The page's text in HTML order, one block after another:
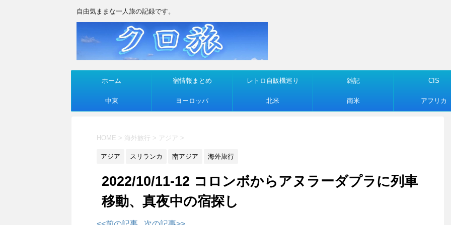
自由気ままな一人旅の記録です。
ホーム 宿情報まとめ レトロ自販機巡り 雑記 CIS
中東 ヨーロッパ 北米 南米 アフリカ
HOME > 海外旅行 > アジア >
アジア スリランカ 南アジア 海外旅行
2022/10/11-12 コロンボからアヌラーダプラに列車
移動、真夜中の宿探し